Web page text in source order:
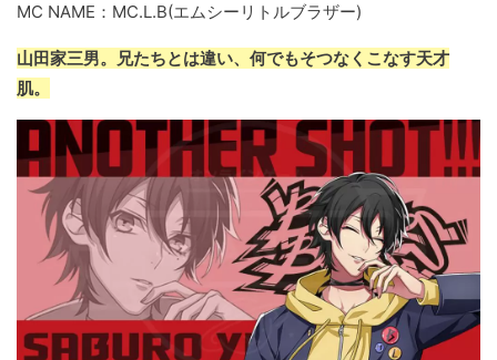
MC NAME：MC.L.B(エムシーリトルブラザー)
山田家三男。兄たちとは違い、何でもそつなくこなす天才
肌。